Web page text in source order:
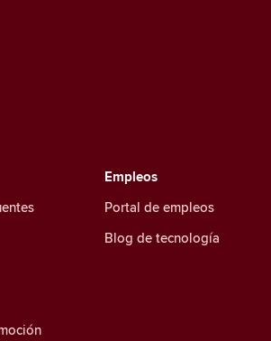
Empleos
Portal de empleos
Blog de tecnología